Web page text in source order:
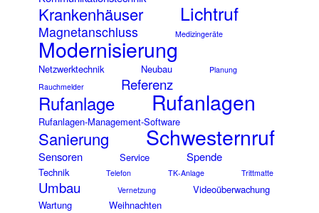
Krankenhäuser Lichtruf
Magnetanschluss Medizingeräte
Modernisierung
Netzwerktechnik Neubau
Planung
Rauchmelder
Referenz
Rufanlage Rufanlagen
Rufanlagen-Management-Software
Sanierung Schwesternruf
Sensoren Service Spende
Technik Telefon TK-Anlage Trittmatte
Umbau Vernetzung
Videoüberwachung
Wartung
Weihnachten